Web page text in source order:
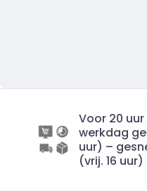
Voor 20
werkdag
uur) –
(vrij. 16 uur)